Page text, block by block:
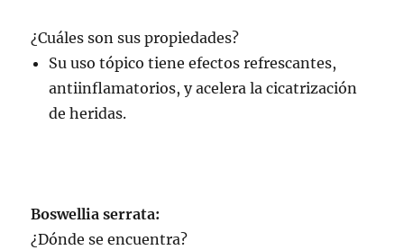
¿Cuáles son sus propiedades?
Su uso tópico tiene efectos refrescantes,
antiinflamatorios, y acelera la cicatrización
de heridas.
Boswellia serrata:
¿Dónde se encuentra?